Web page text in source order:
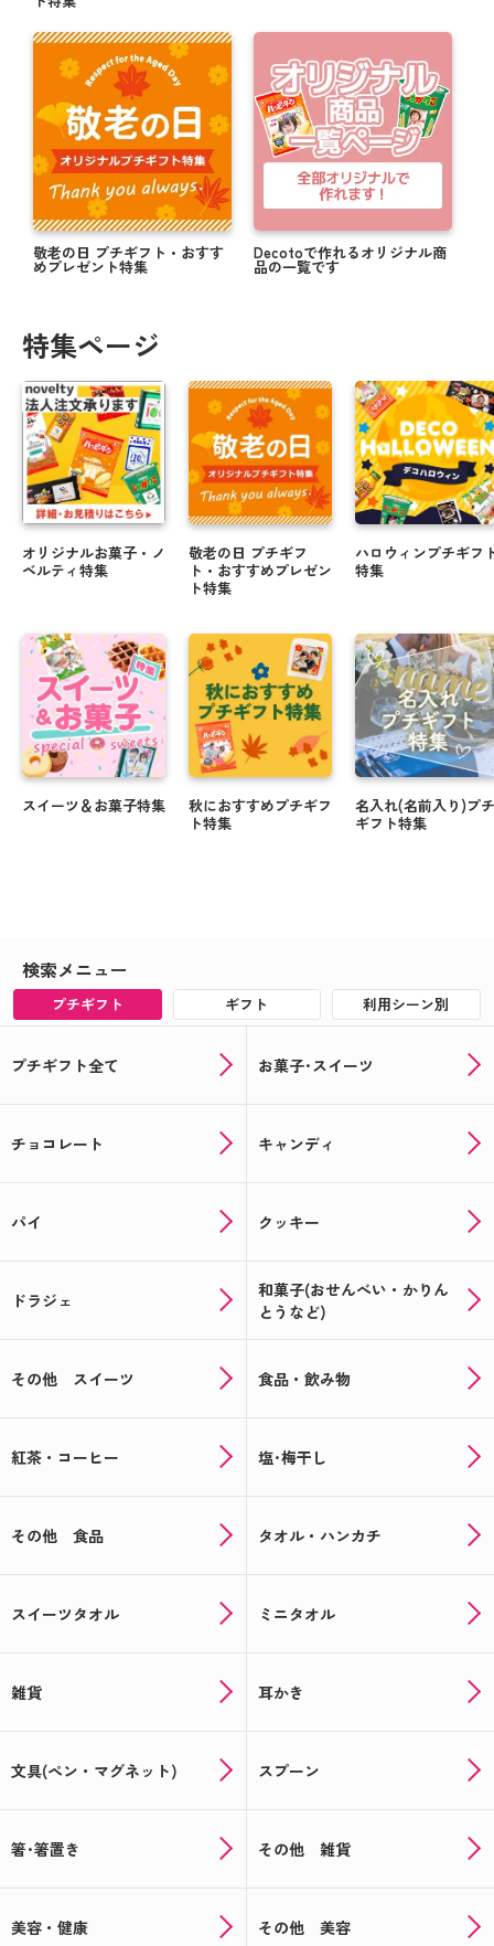
敬老の日 プチギフト・おすす
めプレゼント特集
Decotoで作れるオリジナル商
品の一覧です
特集ページ
オリジナルお菓子・ノ
ベルティ特集
スイーツ＆お菓子特集
敬老の日 プチギフ
ト・おすすめプレゼン
ト特集
秋におすすめプチギフ
ト特集
ハロウィンプチギフ
特集
名入れ(名前入り)プチ
ギフト特集
検索メニュー
プチギフト ギフト 利用シーン別
プチギフト全て お菓子･スイーツ
チョコレート キャンディ
パイ クッキー
ドラジェ
和菓子(おせんべい・かりん
とうなど)
その他 スイーツ 食品・飲み物
紅茶・コーヒー 塩･梅干し
その他 食品 タオル・ハンカチ
スイーツタオル ミニタオル
雑貨 耳かき
文具(ペン・マグネット) スプーン
箸･箸置き その他 雑貨
美容・健康 その他 美容